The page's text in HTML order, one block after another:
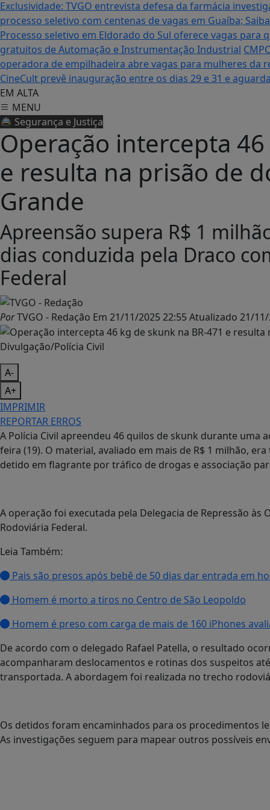
Exclusividade: TVGO entrevista defesa da farmácia
processo seletivo com centenas de vagas em Guaíba;
Processo seletivo em Eldorado do Sul oferece vagas
gratuitos de Automação e Instrumentação Industrial
operadora de empilhadeira abre vagas para mulheres da
CineCult prevê inauguração entre os dias 29 e 31 e
EM ALTA
MENU
🚔 Segurança e Justiça
Operação intercepta
e resulta na prisão de
Grande
Apreensão supera R$ 1
dias conduzida pela Draco
Federal
PorTVGO - Redação Em 21/11/2025 22:55 Atualizado 21/
Divulgação/Polícia Civil
A-
A+
IMPRIMIR
REPORTAR ERROS
A Polícia Civil apreendeu 46 quilos de skunk durante uma
feira (19). O material, avaliado em mais de R$ 1 milhão,
detido em flagrante por tráfico de drogas e associação
A operação foi executada pela Delegacia de Repressão
Rodoviária Federal.
Leia Também:
Pais são presos após bebê de 50 dias dar entrada em
Homem é morto a tiros no Centro de São Leopoldo
Homem é preso com carga de mais de 160 iPhones
De acordo com o delegado Rafael Patella, o resultado
acompanharam deslocamentos e rotinas dos suspeitos
transportada. A abordagem foi realizada no trecho
Os detidos foram encaminhados para os procedimentos
As investigações seguem para mapear outros possíveis